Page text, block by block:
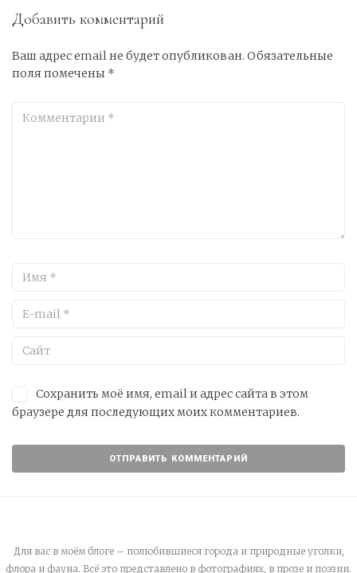
Добавить комментарий
Ваш адрес email не будет опубликован. Обязательные
поля помечены *
Сохранить моё имя, email и адрес сайта в этом
браузере для последующих моих комментариев.
Для вас в моём блоге – полюбившиеся города и природные уголки,
флора и фауна. Всё это представлено в фотографиях, в прозе и поэзии.